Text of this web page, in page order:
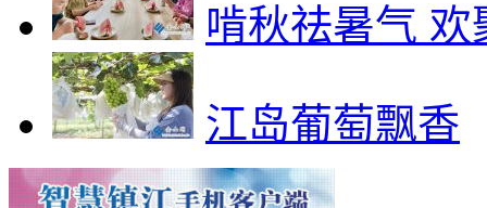
啃秋祛暑气 欢
江岛葡萄飘香